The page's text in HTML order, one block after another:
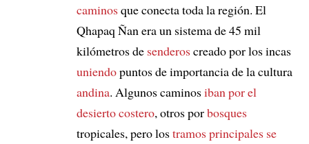
caminosque conecta toda la región. El
Qhapaq Ñan era un sistema de 45 mil
kilómetros de senderoscreado por los incas
uniendopuntos de importancia de la cultura
andina. Algunos caminosiban por el
desierto costero, otros porbosques
tropicales, pero lostramos principales se